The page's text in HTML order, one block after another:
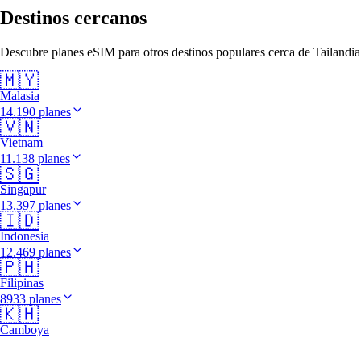
Destinos cercanos
Descubre planes eSIM para otros destinos populares cerca de Tailandia
🇲🇾
Malasia
14.190 planes
🇻🇳
Vietnam
11.138 planes
🇸🇬
Singapur
13.397 planes
🇮🇩
Indonesia
12.469 planes
🇵🇭
Filipinas
8933 planes
🇰🇭
Camboya